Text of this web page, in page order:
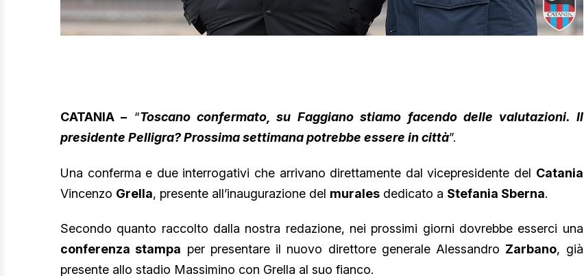
CATANIA – “Toscano confermato, su Faggiano stiamo facendo delle valutazioni. Il
presidente Pelligra? Prossima settimana potrebbe essere in città”.
Una conferma e due interrogativi che arrivano direttamente dal vicepresidente del Catania
Vincenzo Grella, presente all’inaugurazione del murales dedicato a Stefania Sberna.
Secondo quanto raccolto dalla nostra redazione, nei prossimi giorni dovrebbe esserci una
conferenza stampa per presentare il nuovo direttore generale Alessandro Zarbano, già
presente allo stadio Massimino con Grella al suo fianco.